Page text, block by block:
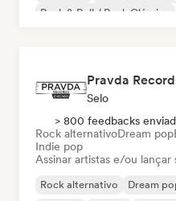
Rock & Roll / Rock Clássico
Pravda
Selo
> 800 feedbacks
Rock alternativoDream pop
Indie pop
Assinar artistas e/ou lançar
Rock alternativo Dream